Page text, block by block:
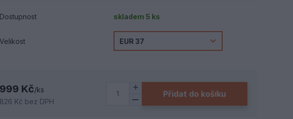
Dostupnost skladem 5 ks
Velikost
999 Kč/ks
826 Kč bez DPH
Přidat do košíku